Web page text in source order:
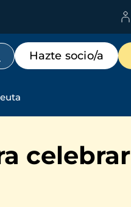
Menú
de
destacados
Hazte socio/a
celebrar